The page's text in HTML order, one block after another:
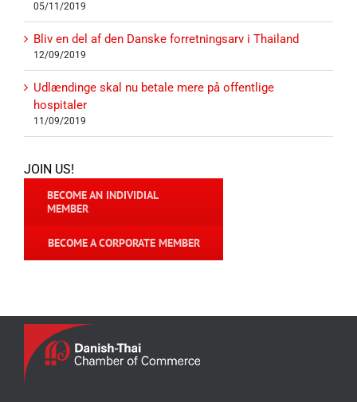
05/11/2019
Bliv en del af den Danske forretningsarv i Thailand
12/09/2019
Udlændinge skal nu betale mere på offentlige
hospitaler
11/09/2019
JOIN US!
BECOME AN INDIVIDIAL
MEMBER
BECOME A CORPORATE MEMBER